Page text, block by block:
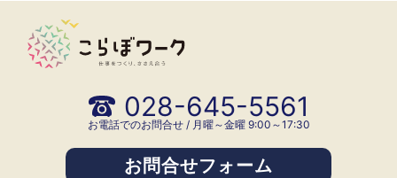
028-645-5561
お電話でのお問合せ / 月曜～金曜 9:00～17:30
お問合せフォーム